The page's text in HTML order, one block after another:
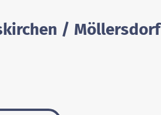
/ Möllersdorf